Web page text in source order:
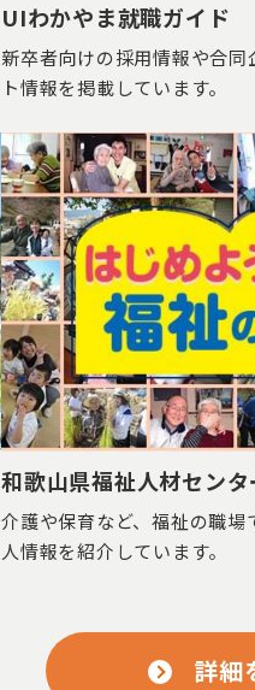
UIわかやま就職ガイド
新卒者向けの採用情報や合
ト情報を掲載しています。
和歌山県福祉人材センタ
介護や保育など、福祉の職場
人情報を紹介しています。
詳細